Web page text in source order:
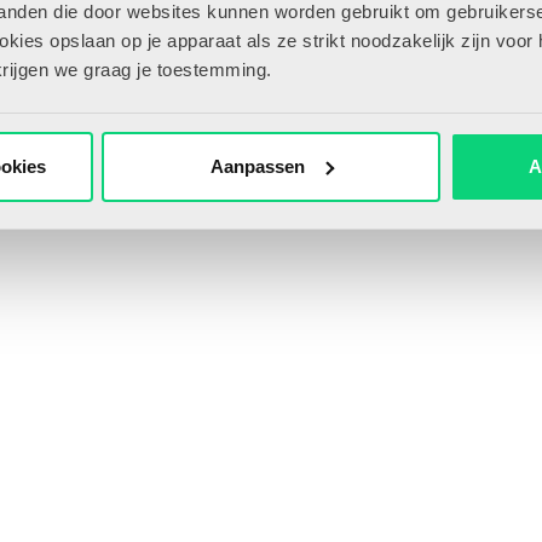
die door websites kunnen worden gebruikt om
opslaan op je apparaat als ze strikt noodzakelijk zijn voor
we graag je toestemming.
Aanpassen